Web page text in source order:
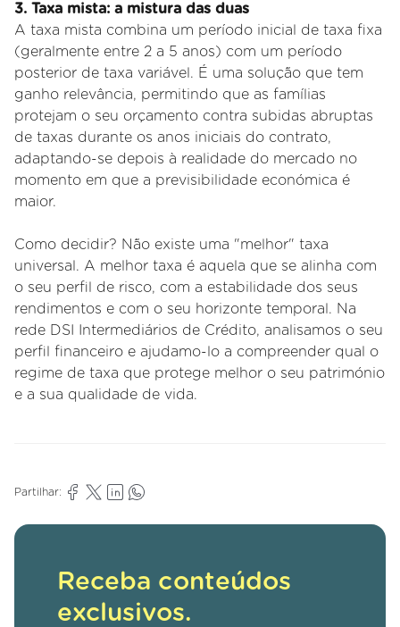
3. Taxa mista: a mistura das duas
A taxa mista combina um período inicial de taxa fixa
(geralmente entre 2 a 5 anos) com um período
posterior de taxa variável. É uma solução que tem
ganho relevância, permitindo que as famílias
protejam o seu orçamento contra subidas abruptas
de taxas durante os anos iniciais do contrato,
adaptando-se depois à realidade do mercado no
momento em que a previsibilidade económica é
maior.
Como decidir? Não existe uma "melhor" taxa
universal. A melhor taxa é aquela que se alinha com
o seu perfil de risco, com a estabilidade dos seus
rendimentos e com o seu horizonte temporal. Na
rede DSI Intermediários de Crédito, analisamos o seu
perfil financeiro e ajudamo-lo a compreender qual o
regime de taxa que protege melhor o seu património
e a sua qualidade de vida.
Partilhar:
Receba conteúdos
exclusivos.